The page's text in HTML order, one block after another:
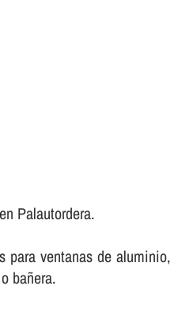
Palautordera.
ventanas de
bañera.